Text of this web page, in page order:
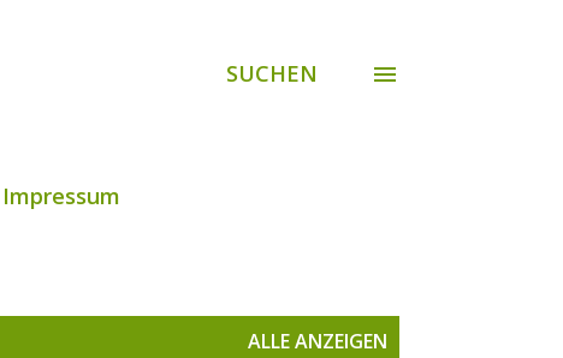
SUCHEN
Impressum
ALLE ANZEIGEN